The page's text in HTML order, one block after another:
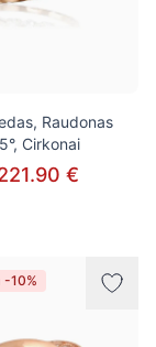
Raudonas
Cirkonai
€
-10%